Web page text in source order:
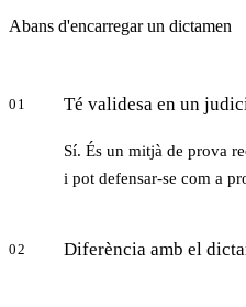
Abans d'encarregar un dictamen
01 Té validesa en un
Sí. És un mitjà de prova
i pot defensar-se com a
02 Diferència amb el